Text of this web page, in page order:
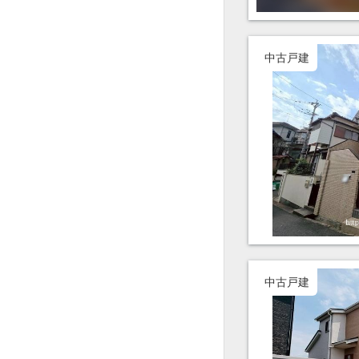
中古戸建
中古戸建